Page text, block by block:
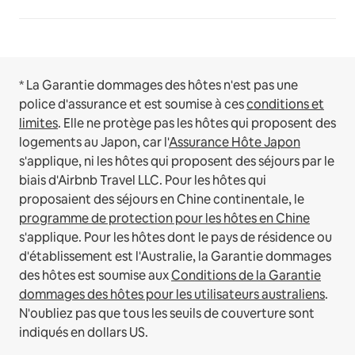
* La Garantie dommages des hôtes n'est pas une
police d'assurance et est soumise à cesconditions et
limites. Elle ne protège pas les hôtes qui proposent des
logements au Japon, car l'Assurance Hôte Japon
s'applique, ni les hôtes qui proposent des séjours par le
biais d'Airbnb Travel LLC. Pour les hôtes qui
proposaient des séjours en Chine continentale, le
programme de protection pour les hôtes en Chine
s'applique. Pour les hôtes dont le pays de résidence ou
d'établissement est l'Australie, la Garantie dommages
des hôtes est soumise auxConditions de la Garantie
dommages des hôtes pour les utilisateurs australiens.
N'oubliez pas que tous les seuils de couverture sont
indiqués en dollars US.